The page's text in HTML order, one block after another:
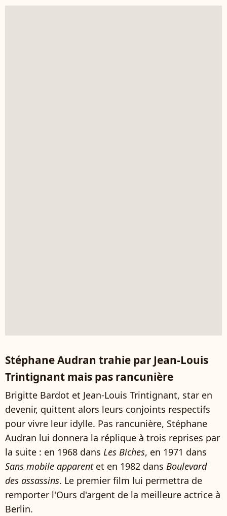
Stéphane Audran trahie par Jean-Louis
Trintignant mais pas rancunière
Brigitte Bardot et Jean-Louis Trintignant, star en
devenir, quittent alors leurs conjoints respectifs
pour vivre leur idylle. Pas rancunière, Stéphane
Audran lui donnera la réplique à trois reprises par
la suite : en 1968 dans Les Biches, en 1971 dans
Sans mobile apparentet en 1982 dans Boulevard
des assassins. Le premier film lui permettra de
remporter l'Ours d'argent de la meilleure actrice à
Berlin.